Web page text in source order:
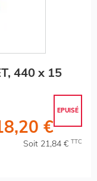
440 x 15
EPUISÉ
€
Soit 21,84 € TTC